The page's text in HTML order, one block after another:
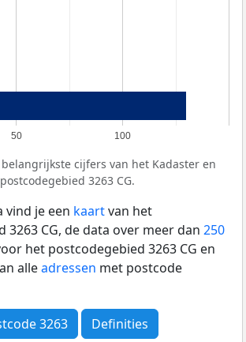
50 100
cijfers van het Kadaster en
3263 CG.
vind je een kaartvan het
3263 CG, de data over meer dan 250
het postcodegebied 3263 CG en
alleadressen met postcode
3263 Definities